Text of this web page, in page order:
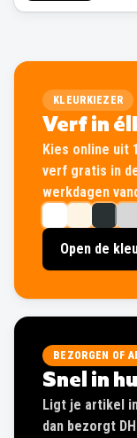
KLEURKIEZER
Verf in
Kies online uit
verf gratis in
werkdagen
Open de
BEZORGEN OF
Snel in
Ligt je artikel
dan bezorgt